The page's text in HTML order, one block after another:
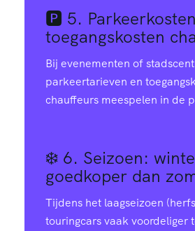
🅿️ 5.
toegangskosten
Bij evenementen of
parkeertarieven en
chauffeurs meespelen in de
❄️ 6. Seizoen:
goedkoper dan
Tijdens het laagseizoen
touringcars vaak voordeliger